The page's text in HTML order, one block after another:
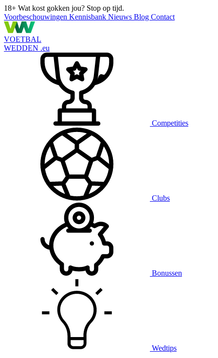
18+ Wat kost gokken jou? Stop op tijd.
Voorbeschouwingen Kennisbank Nieuws Blog Contact
VOETBAL
WEDDEN .eu
Competities
Clubs
Bonussen
Wedtips